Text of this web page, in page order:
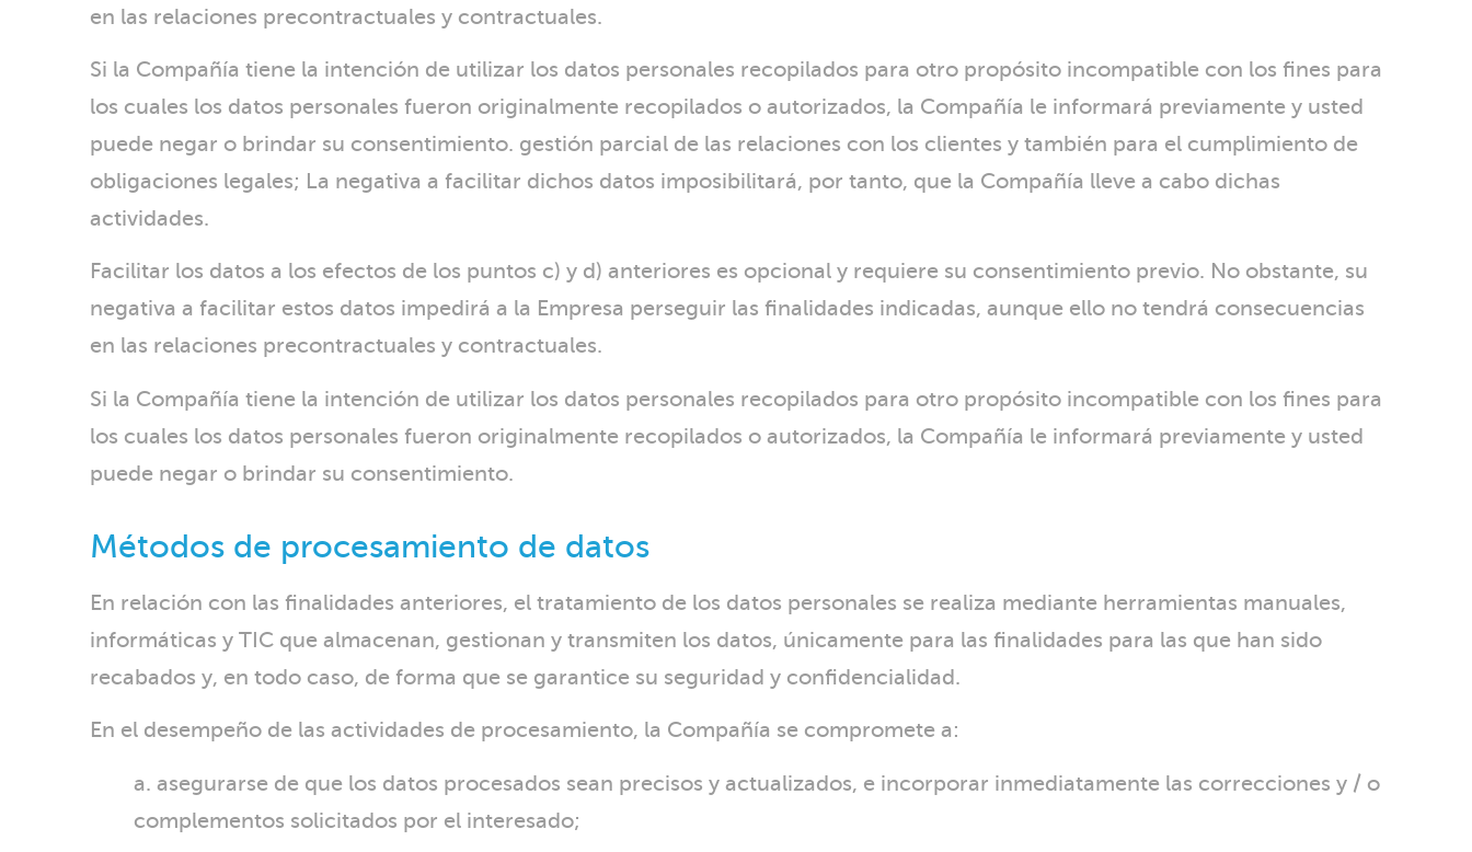
en las relaciones precontractuales y contractuales.
Si la Compañía tiene la intención de utilizar los datos personales recopilados para otro propósito incompatible con los fines para
los cuales los datos personales fueron originalmente recopilados o autorizados, la Compañía le informará previamente y usted
puede negar o brindar su consentimiento. gestión parcial de las relaciones con los clientes y también para el cumplimiento de
obligaciones legales; La negativa a facilitar dichos datos imposibilitará, por tanto, que la Compañía lleve a cabo dichas
actividades.
Facilitar los datos a los efectos de los puntos c) y d) anteriores es opcional y requiere su consentimiento previo. No obstante, su
negativa a facilitar estos datos impedirá a la Empresa perseguir las finalidades indicadas, aunque ello no tendrá consecuencias
en las relaciones precontractuales y contractuales.
Si la Compañía tiene la intención de utilizar los datos personales recopilados para otro propósito incompatible con los fines para
los cuales los datos personales fueron originalmente recopilados o autorizados, la Compañía le informará previamente y usted
puede negar o brindar su consentimiento.
Métodos de procesamiento de datos
En relación con las finalidades anteriores, el tratamiento de los datos personales se realiza mediante herramientas manuales,
informáticas y TIC que almacenan, gestionan y transmiten los datos, únicamente para las finalidades para las que han sido
recabados y, en todo caso, de forma que se garantice su seguridad y confidencialidad.
En el desempeño de las actividades de procesamiento, la Compañía se compromete a:
a. asegurarse de que los datos procesados sean precisos y actualizados, e incorporar inmediatamente las correcciones y / o
complementos solicitados por el interesado;